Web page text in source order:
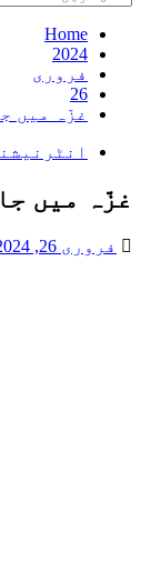
کریں
برائے:Home
2024
فروری
26
غزّہ میں
غزّہ میں
فروری 26, 2024